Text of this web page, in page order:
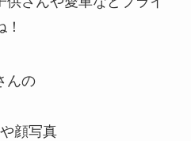
んの
顔写真